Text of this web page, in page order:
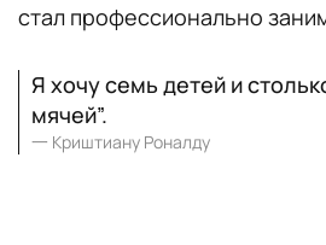
стал профессионально
Я хочу семь детей и
мячей”.
一 Криштиану Роналду